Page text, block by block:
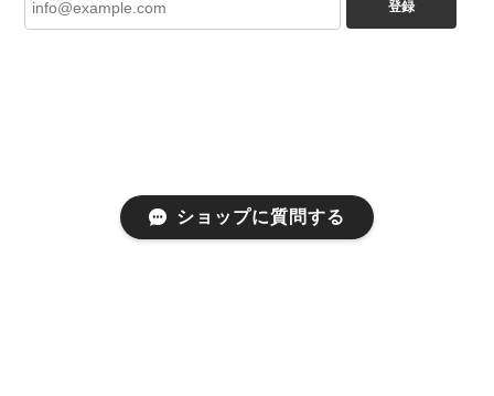
登録
ショップに質問する